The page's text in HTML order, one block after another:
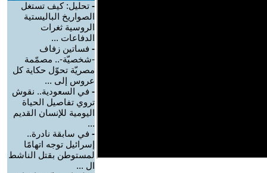
- تحليل: كيف تستغل
الصواريخ الباليستية
الروسية ثغرات
الدفاعات ...
- فساتين زفاف
-شخصيّة-.. مصمّمة
مصريّة تحوّل حكاية كل
عروس إلى ...
- في السعودية.. نقوش
تروي تفاصيل الحياة
اليومية للإنسان القديم
...
- في سابقة نادرة..
إسرائيل توجه اتهامًا
لمستوطن بقتل الناشط
ال ...